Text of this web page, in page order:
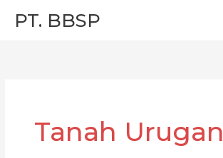
PT. BBSP
Tanah Urugan